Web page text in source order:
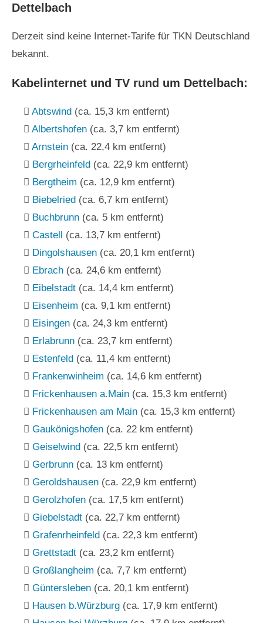
Dettelbach
Derzeit sind keine Internet-Tarife für TKN Deutschland
bekannt.
Kabelinternet und TV rund um Dettelbach:
Abtswind (ca. 15,3 km entfernt)
Albertshofen (ca. 3,7 km entfernt)
Arnstein (ca. 22,4 km entfernt)
Bergrheinfeld (ca. 22,9 km entfernt)
Bergtheim (ca. 12,9 km entfernt)
Biebelried (ca. 6,7 km entfernt)
Buchbrunn (ca. 5 km entfernt)
Castell (ca. 13,7 km entfernt)
Dingolshausen (ca. 20,1 km entfernt)
Ebrach (ca. 24,6 km entfernt)
Eibelstadt (ca. 14,4 km entfernt)
Eisenheim (ca. 9,1 km entfernt)
Eisingen (ca. 24,3 km entfernt)
Erlabrunn (ca. 23,7 km entfernt)
Estenfeld (ca. 11,4 km entfernt)
Frankenwinheim (ca. 14,6 km entfernt)
Frickenhausen a.Main (ca. 15,3 km entfernt)
Frickenhausen am Main (ca. 15,3 km entfernt)
Gaukönigshofen (ca. 22 km entfernt)
Geiselwind (ca. 22,5 km entfernt)
Gerbrunn (ca. 13 km entfernt)
Geroldshausen (ca. 22,9 km entfernt)
Gerolzhofen (ca. 17,5 km entfernt)
Giebelstadt (ca. 22,7 km entfernt)
Grafenrheinfeld (ca. 22,3 km entfernt)
Grettstadt (ca. 23,2 km entfernt)
Großlangheim (ca. 7,7 km entfernt)
Güntersleben (ca. 20,1 km entfernt)
Hausen b.Würzburg (ca. 17,9 km entfernt)